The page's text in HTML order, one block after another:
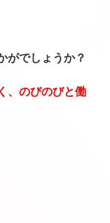
がでしょうか？
、のびのびと働